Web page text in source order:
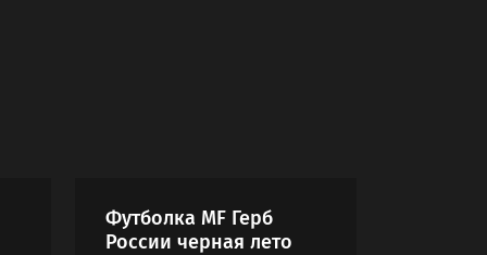
Футболка MF Герб
России черная лето